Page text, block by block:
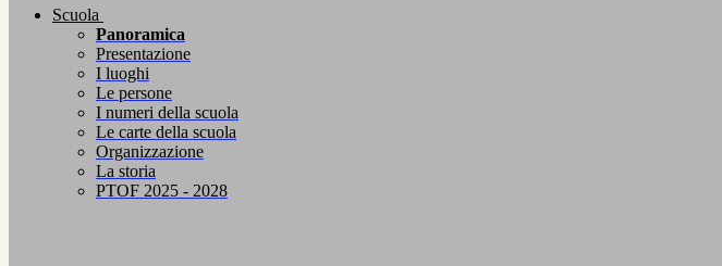
Scuola
Panoramica
Presentazione
I luoghi
Le persone
I numeri della scuola
Le carte della scuola
Organizzazione
La storia
PTOF 2025 - 2028